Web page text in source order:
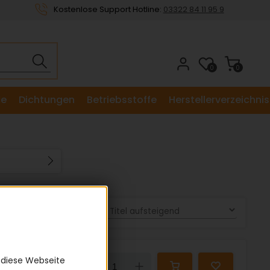
Kostenlose Support Hotline: 03322 84 11 95 9
0
0
Dichtungen Betriebsstoffe Herstellerverzeichnis
57,17 € Down
Webseite